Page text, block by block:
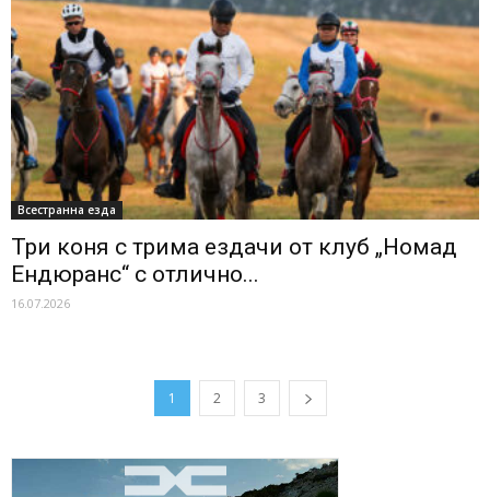
Всестранна езда
Три коня с трима ездачи от клуб „Номад
Ендюранс“ с отлично...
16.07.2026
1 2 3